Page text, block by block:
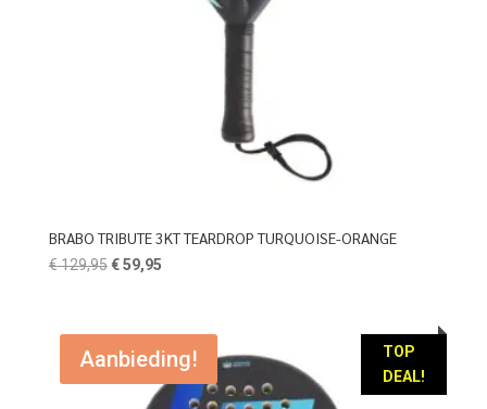
BRABO TRIBUTE 3KT TEARDROP TURQUOISE-ORANGE
€129,95 Oorspronkelijke
€ 129,95.
€59,95Huidige
€ 59,95.
TOP
DEAL!
Aanbieding!